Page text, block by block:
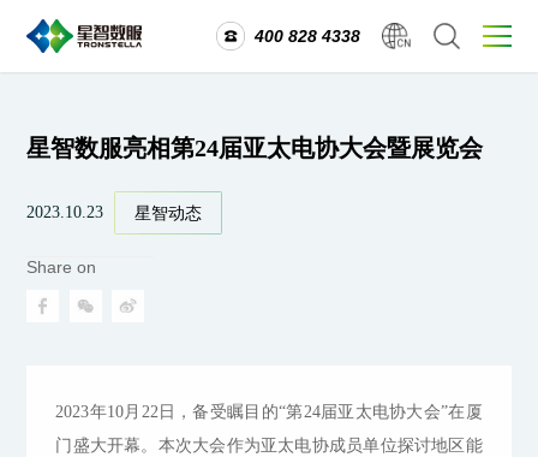
400 828 4338
星智数服亮相第24届亚太电协大会暨展览会
2023.10.23 星智动态
Share on
2023年10月22日，备受瞩目的“第24届亚太电协大会”在厦
门盛大开幕。本次大会作为亚太电协成员单位探讨地区能